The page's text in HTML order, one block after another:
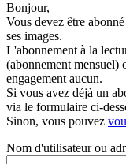
Bonjour,
Vous devez être
ses images.
L'abonnement à la
(abonnement mensuel)
engagement aucun.
Si vous avez déjà un
via le formulaire ci-
Sinon, vous pouvez
Nom d'utilisateur ou